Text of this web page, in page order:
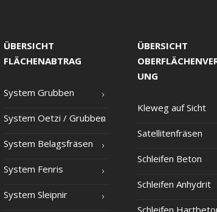
ÜBERSICHT
FLÄCHENABTRAG
Sys­tem Grubben
Sys­tem Oet­zi /​ Grub­ben
Sys­tem Belagsfräsen
Sys­tem Fenris
Sys­tem Sleipnir
ÜBERSICHT
UNG
Kle­weg auf Sicht
Satel­li­ten­frä­sen
Schlei­fen Beton
Schlei­fen Anhydrit
Schlei­fen